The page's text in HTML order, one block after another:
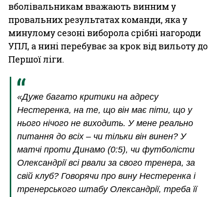
вболівальникам вважають винним у
провальних результатах команди, яка у
минулому сезоні виборола срібні нагороди
УПЛ, а нині перебуває за крок від вильоту до
Першої ліги.
«Дуже багато критики на адресу
Нестеренка, на те, що він має піти, що у
нього нічого не виходить. У мене реально
питання до всіх – чи тільки він винен? У
матчі проти Динамо (0:5), чи футболісти
Олександрії всі рвали за свого тренера, за
свій клуб? Говорячи про вину Нестеренка і
тренерського штабу Олександрії, треба її